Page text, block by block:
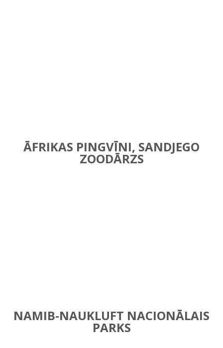
ĀFRIKAS PINGVĪNI, SANDJEGO
ZOODĀRZS
NAMIB-NAUKLUFT NACIONĀLAIS
PARKS